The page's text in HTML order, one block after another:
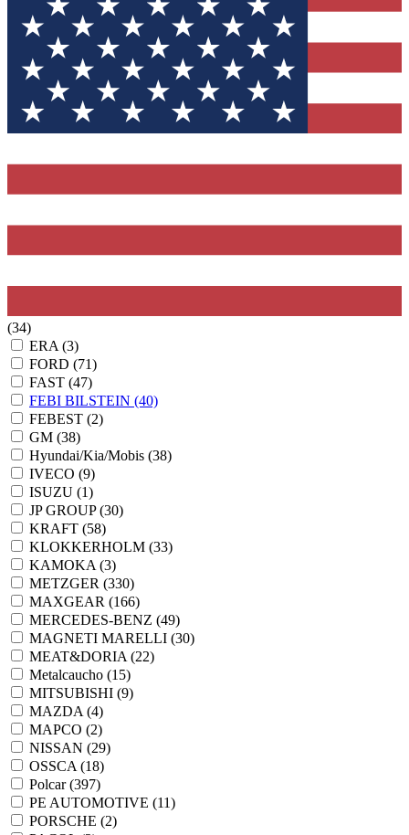
(34)
ERA (3)
FORD (71)
FAST (47)
FEBI BILSTEIN (40)
FEBEST (2)
GM (38)
Hyundai/Kia/Mobis (38)
IVECO (9)
ISUZU (1)
JP GROUP(30)
KRAFT (58)
KLOKKERHOLM (33)
KAMOKA (3)
METZGER (330)
MAXGEAR (166)
MERCEDES-BENZ (49)
MAGNETI MARELLI (30)
MEAT&DORIA (22)
Metalcaucho (15)
MITSUBISHI (9)
MAZDA (4)
MAPCO (2)
NISSAN (29)
OSSCA (18)
Polcar(397)
PE AUTOMOTIVE (11)
PORSCHE (2)